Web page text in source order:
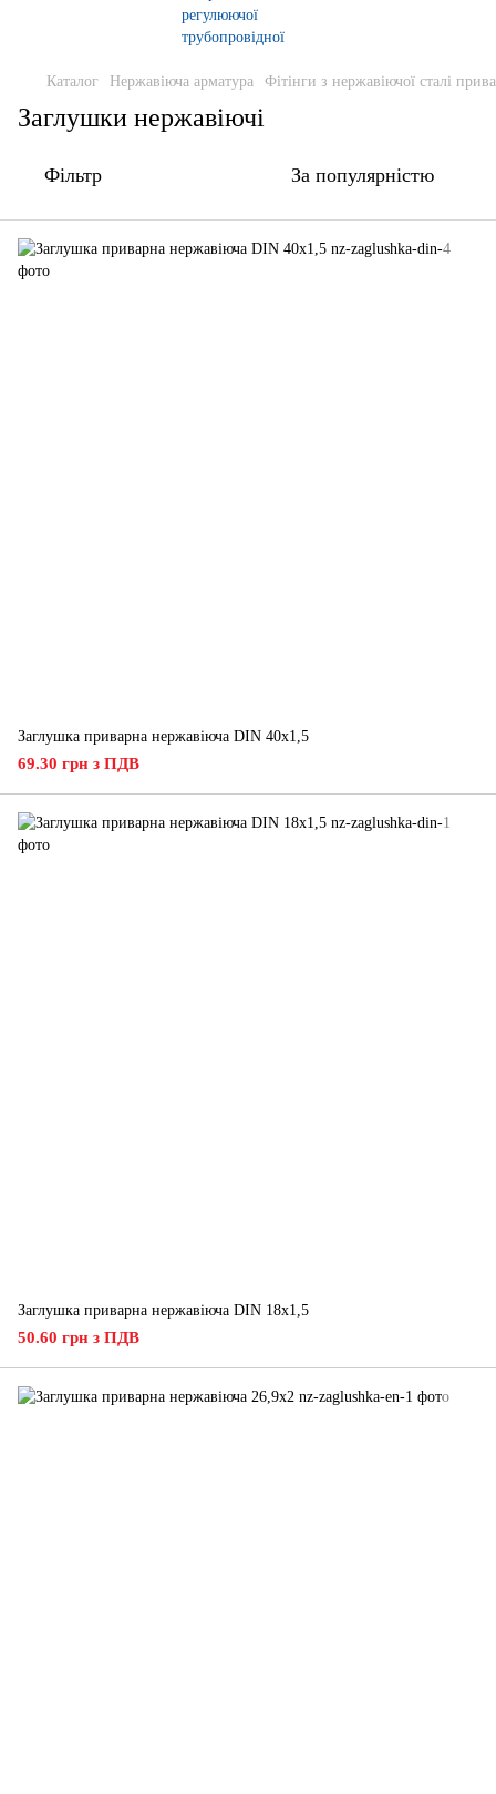
Каталог Нержавіюча арматура Фітінги з нержавіючої сталі
Заглушки нержавіючі
Фільтр За популярністю
Заглушка приварна нержавіюча DIN 40x1,5
69.30 грн з ПДВ
Заглушка приварна нержавіюча DIN 18x1,5
50.60 грн з ПДВ